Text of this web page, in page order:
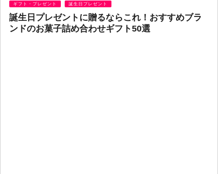
ギフト・プレゼント 誕生日プレゼント
誕生日プレゼントに贈るならこれ！おすすめブラ
ンドのお菓子詰め合わせギフト50選